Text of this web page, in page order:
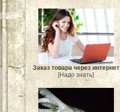
Заказ товара через интернет
[Надо знать]